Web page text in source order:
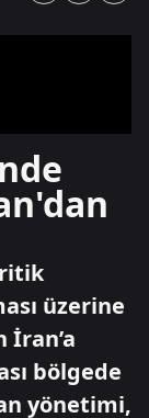
üzerine
bölgede
yönetimi,